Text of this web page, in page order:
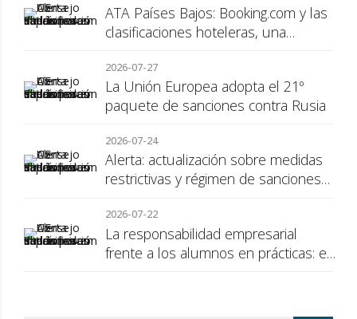
ATA Países Bajos: Booking.com y las
clasificaciones hoteleras, una
consumidor
2026-07-27
La Unión Europea adopta el 21º
paquete de sanciones contra Rusia
2026-07-24
Alerta: actualización sobre medidas
restrictivas y régimen de sanciones
2026-07-22
La responsabilidad empresarial
frente a los alumnos en prácticas: el